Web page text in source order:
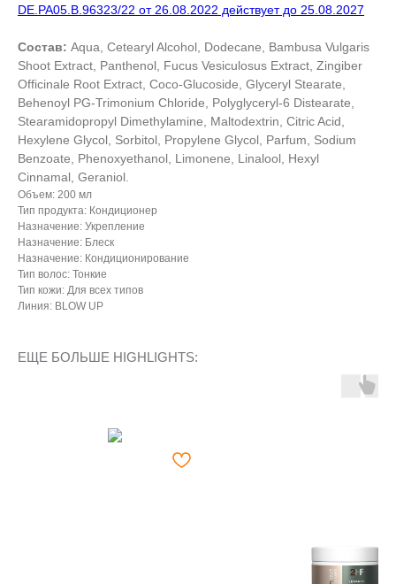
DE.РА05.В.96323/22 от 26.08.2022 действует до 25.08.2027
Состав: Aqua, Cetearyl Alcohol, Dodecane, Bambusa Vulgaris
Shoot Extract, Panthenol, Fucus Vesiculosus Extract, Zingiber
Officinale Root Extract, Coco-Glucoside, Glyceryl Stearate,
Behenoyl PG-Trimonium Chloride, Polyglyceryl-6 Distearate,
Stearamidopropyl Dimethylamine, Maltodextrin, Citric Acid,
Hexylene Glycol, Sorbitol, Propylene Glycol, Parfum, Sodium
Benzoate, Phenoxyethanol, Limonene, Linalool, Hexyl
Cinnamal, Geraniol.
Объем: 200 мл
Тип продукта: Кондиционер
Назначение: Укрепление
Назначение: Блеск
Назначение: Кондиционирование
Тип волос: Тонкие
Тип кожи: Для всех типов
Линия: BLOW UP
ЕЩЕ БОЛЬШЕ HIGHLIGHTS: